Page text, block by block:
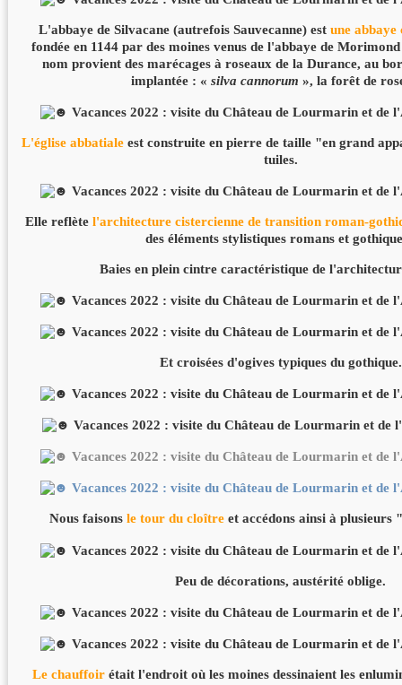
L'abbaye de Silvacane (autrefois Sauvecanne) estune abbaye
fondée en 1144 par des moines venus de l'abbaye de
nom provient des marécages à roseaux de la Durance, au
implantée : « silva cannorum », la forêt de
L'église abbatiale est construite en pierre de taille "en grand
tuiles.
Elle reflète l'architecture cistercienne de transition roman-
des éléments stylistiques romans et
Baies en plein cintre caractéristique de
Et croisées d'ogives typiques du gothique.
Nous faisons le tour du cloître et accédons ainsi à plusieurs
Peu de décorations, austérité oblige.
Le chauffoir était l'endroit où les moines dessinaient les